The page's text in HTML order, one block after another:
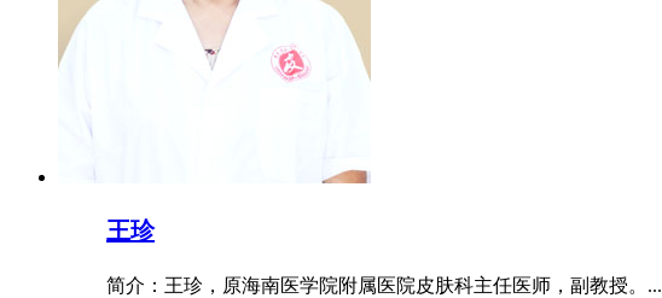
王珍
简介：王珍，原海南医学院附属医院皮肤科主任医师，副教授。...